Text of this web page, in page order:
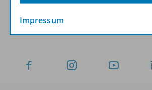
Folgen Sie uns auf Social Media
Impressum